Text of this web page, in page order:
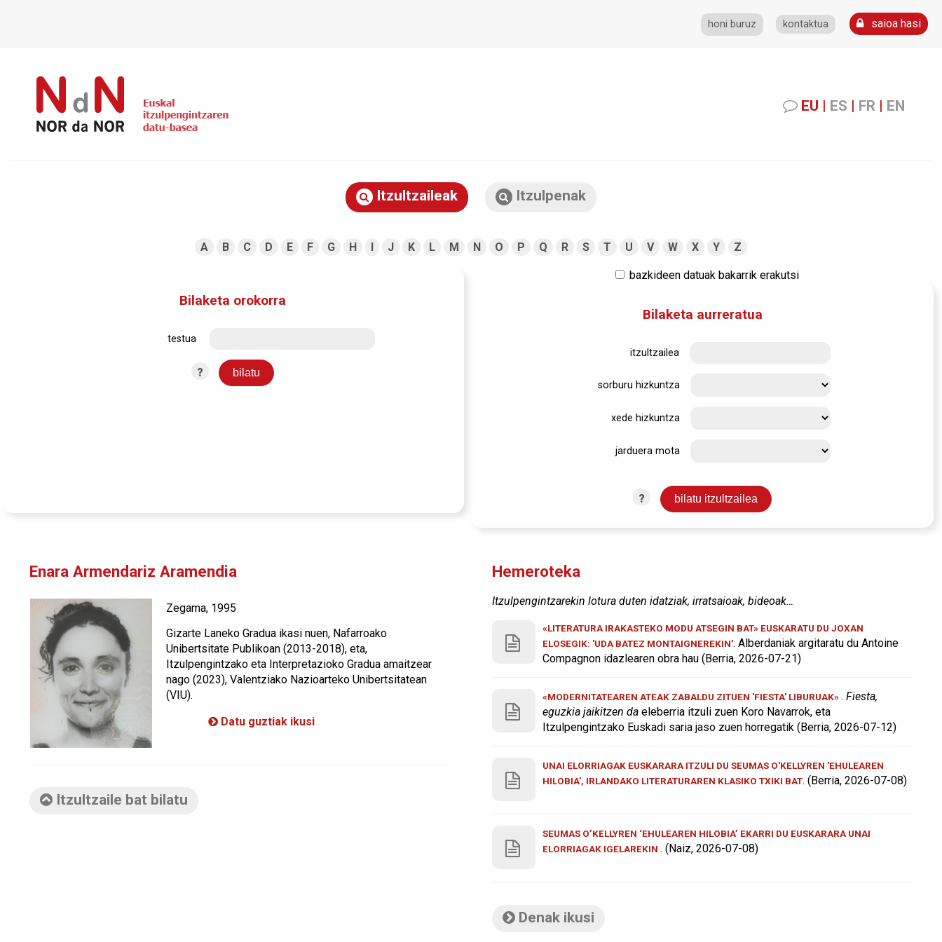
honi buruz kontaktua saioa hasi
EU | ES | FR | EN
Itzultzaileak Itzulpenak
A B C D E F G H I J K L M N O P Q R S T U V W X Y Z
bazkideen datuak bakarrik erakutsi
Bilaketa orokorra
testua
?
Bilaketa aurreratua
itzultzailea
sorburu hizkuntza
xede hizkuntza
jarduera mota
?
Enara Armendariz Aramendia
Zegama, 1995
Gizarte Laneko Gradua ikasi nuen, Nafarroako
Unibertsitate Publikoan (2013-2018), eta,
Itzulpengintzako eta Interpretazioko Gradua amaitzear
nago (2023), Valentziako Nazioarteko Unibertsitatean
(VIU).
Datu guztiak ikusi
Itzultzaile bat bilatu
Hemeroteka
Itzulpengintzarekin lotura duten idatziak, irratsaioak, bideoak…
«LITERATURA IRAKASTEKO MODU ATSEGIN BAT» EUSKARATU DU JOXAN
ELOSEGIK: 'UDA BATEZ MONTAIGNEREKIN'. Alberdaniak argitaratu du Antoine
Compagnon idazlearen obra hau (Berria, 2026-07-21)
«MODERNITATEAREN ATEAK ZABALDU ZITUEN 'FIESTA' LIBURUAK» . Fiesta,
eguzkia jaikitzen da eleberria itzuli zuen Koro Navarrok, eta
Itzulpengintzako Euskadi saria jaso zuen horregatik (Berria, 2026-07-12)
UNAI ELORRIAGAK EUSKARARA ITZULI DU SEUMAS O'KELLYREN 'EHULEAREN
HILOBIA', IRLANDAKO LITERATURAREN KLASIKO TXIKI BAT. (Berria, 2026-07-08)
SEUMAS O’KELLYREN ‘EHULEAREN HILOBIA’ EKARRI DU EUSKARARA UNAI
ELORRIAGAK IGELAREKIN . (Naiz, 2026-07-08)
Denak ikusi